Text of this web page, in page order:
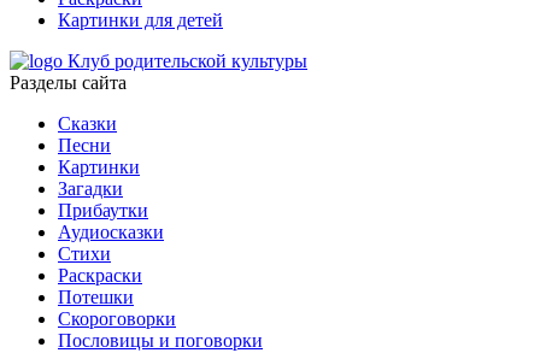
Картинки для детей
Клуб родительской культуры
Разделы сайта
Сказки
Песни
Картинки
Загадки
Прибаутки
Аудиосказки
Стихи
Раскраски
Потешки
Скороговорки
Пословицы и поговорки